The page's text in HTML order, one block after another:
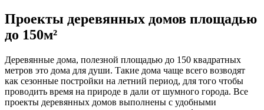
Проекты деревянных домов площадью
до 150м²
Деревянные дома, полезной площадью до 150 квадратных
метров это дома для души. Такие дома чаще всего возводят
как сезонные постройки на летний период, для того чтобы
проводить время на природе в дали от шумного города. Все
проекты деревянных домов выполнены с удобными